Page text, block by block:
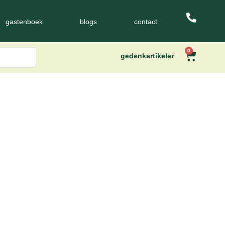
gastenboek blogs contact
gedenkartikelen
0